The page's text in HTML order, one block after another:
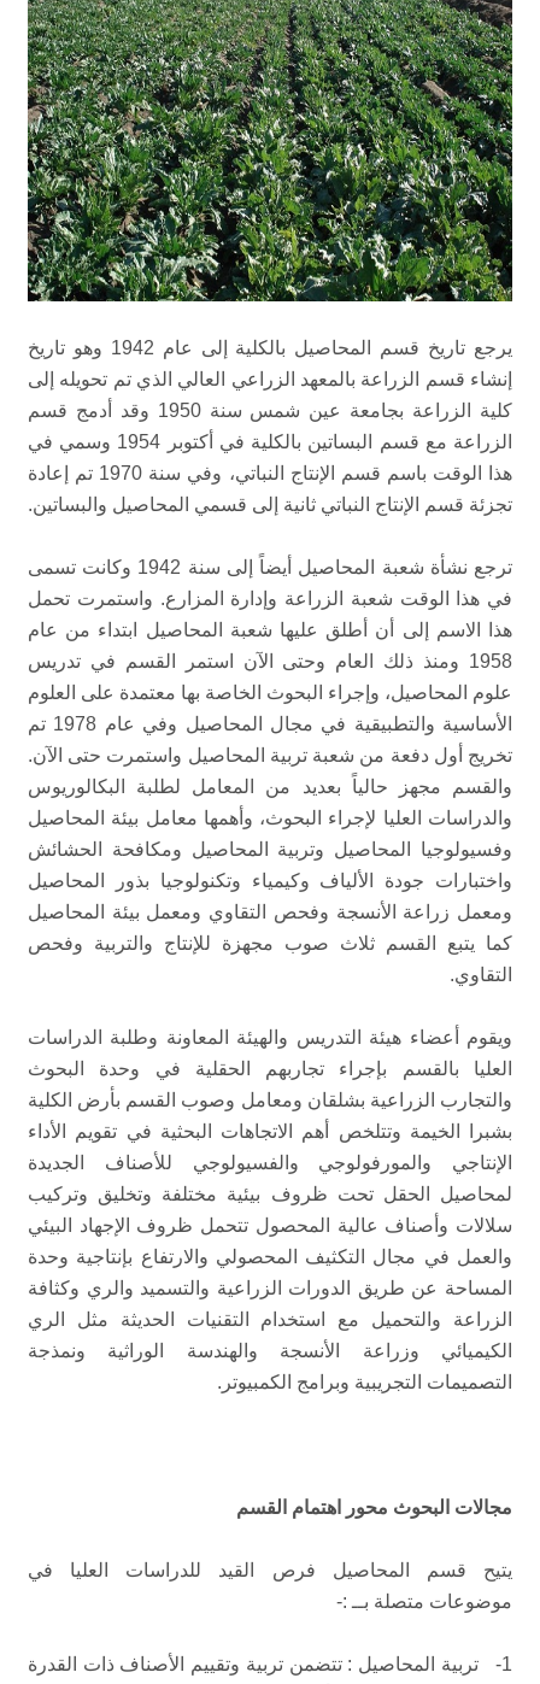
يرجع تاريخ قسم المحاصيل بالكلية إلى عام 1942 وهو تاريخ
إنشاء قسم الزراعة بالمعهد الزراعي العالي الذي تم تحويله إلى
كلية الزراعة بجامعة عين شمس سنة 1950 وقد أدمج قسم
الزراعة مع قسم البساتين بالكلية في أكتوبر 1954 وسمي في
هذا الوقت باسم قسم الإنتاج النباتي، وفي سنة 1970 تم إعادة
تجزئة قسم الإنتاج النباتي ثانية إلى قسمي المحاصيل والبساتين.
ترجع نشأة شعبة المحاصيل أيضاً إلى سنة 1942 وكانت تسمى
في هذا الوقت شعبة الزراعة وإدارة المزارع. واستمرت تحمل
هذا الاسم إلى أن أطلق عليها شعبة المحاصيل ابتداء من عام
1958 ومنذ ذلك العام وحتى الآن استمر القسم في تدريس
علوم المحاصيل، وإجراء البحوث الخاصة بها معتمدة على العلوم
الأساسية والتطبيقية في مجال المحاصيل وفي عام 1978 تم
تخريج أول دفعة من شعبة تربية المحاصيل واستمرت حتى الآن.
والقسم مجهز حالياً بعديد من المعامل لطلبة البكالوريوس
والدراسات العليا لإجراء البحوث، وأهمها معامل بيئة المحاصيل
وفسيولوجيا المحاصيل وتربية المحاصيل ومكافحة الحشائش
واختبارات جودة الألياف وكيمياء وتكنولوجيا بذور المحاصيل
ومعمل زراعة الأنسجة وفحص التقاوي ومعمل بيئة المحاصيل
كما يتبع القسم ثلاث صوب مجهزة للإنتاج والتربية وفحص
التقاوي.
ويقوم أعضاء هيئة التدريس والهيئة المعاونة وطلبة الدراسات
العليا بالقسم بإجراء تجاربهم الحقلية في وحدة البحوث
والتجارب الزراعية بشلقان ومعامل وصوب القسم بأرض الكلية
بشبرا الخيمة وتتلخص أهم الاتجاهات البحثية في تقويم الأداء
الإنتاجي والمورفولوجي والفسيولوجي للأصناف الجديدة
لمحاصيل الحقل تحت ظروف بيئية مختلفة وتخليق وتركيب
سلالات وأصناف عالية المحصول تتحمل ظروف الإجهاد البيئي
والعمل في مجال التكثيف المحصولي والارتفاع بإنتاجية وحدة
المساحة عن طريق الدورات الزراعية والتسميد والري وكثافة
الزراعة والتحميل مع استخدام التقنيات الحديثة مثل الري
الكيميائي وزراعة الأنسجة والهندسة الوراثية ونمذجة
التصميمات التجريبية وبرامج الكمبيوتر.
مجالات البحوث محور اهتمام القسم
يتيح قسم المحاصيل فرص القيد للدراسات العليا في
موضوعات متصلة بــ :-
1- تربية المحاصيل : تتضمن تربية وتقييم الأصناف ذات القدرة